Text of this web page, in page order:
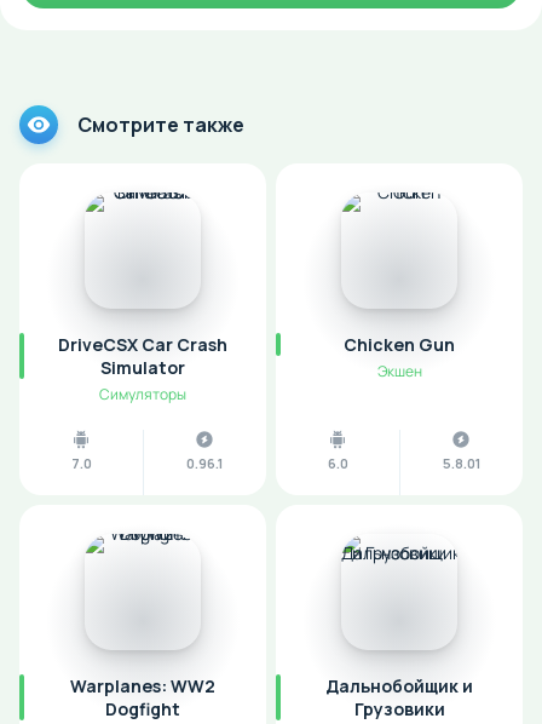
Смотрите также
DriveCSX Car Crash
Simulator
Симуляторы
7.0 0.96.1
Chicken Gun
Экшен
6.0 5.8.01
Warplanes: WW2
Dogfight
Дальнобойщик и
Грузовики